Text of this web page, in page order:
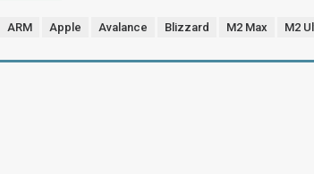
ARM Apple Avalance Blizzard M2 Max M2